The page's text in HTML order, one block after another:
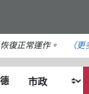
復正常運作。 （更